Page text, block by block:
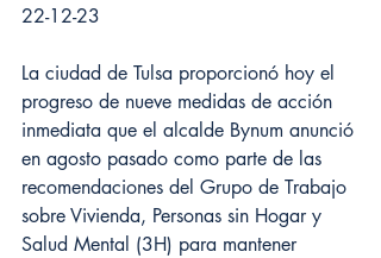
22-12-23
La ciudad de Tulsa proporcionó hoy el
progreso de nueve medidas de acción
inmediata que el alcalde Bynum anunció
en agosto pasado como parte de las
recomendaciones del Grupo de Trabajo
sobre Vivienda, Personas sin Hogar y
Salud Mental (3H) para mantener